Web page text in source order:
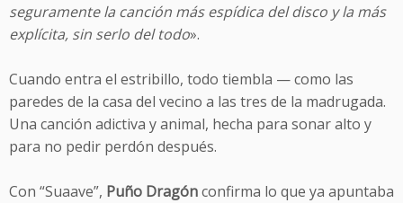
seguramente la canción más espídica del disco y la más
explícita, sin serlo del todo».
Cuando entra el estribillo, todo tiembla — como las
paredes de la casa del vecino a las tres de la madrugada.
Una canción adictiva y animal, hecha para sonar alto y
para no pedir perdón después.
Con “Suaave”, Puño Dragónconfirma lo que ya apuntaba